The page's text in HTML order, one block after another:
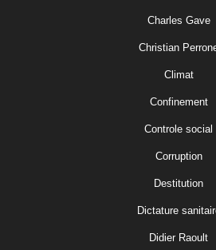
Charles Gave
Christian
Climat
Confinement
Controle social
Corruption
Destitution
Dictature
Didier Raoult